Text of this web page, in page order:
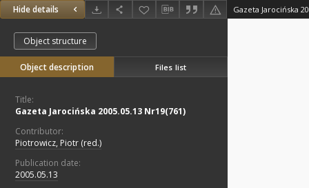
Hide details Gazeta Jarocińska
Object structure
Object description Files list
Title:
Gazeta Jarocińska 2005.05.13 Nr19(761)
Contributor:
Piotrowicz, Piotr (red.)
Publication date:
2005.05.13